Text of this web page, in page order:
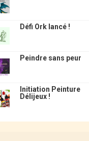
Défi Ork lancé !
Peindre sans peur
Initiation Peinture
Délijeux !